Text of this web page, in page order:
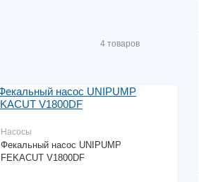
4 товаров
Насосы
Фекальный насос UNIPUMP
FEKACUT V1800DF